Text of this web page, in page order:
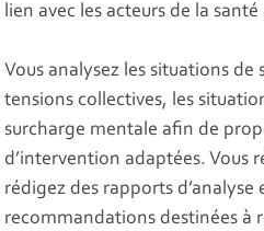
lien avec les acteurs de la
Vous analysez les situations de
tensions collectives, les
surcharge mentale afin de
d’intervention adaptées. Vous
rédigez des rapports d’analyse
recommandations destinées à